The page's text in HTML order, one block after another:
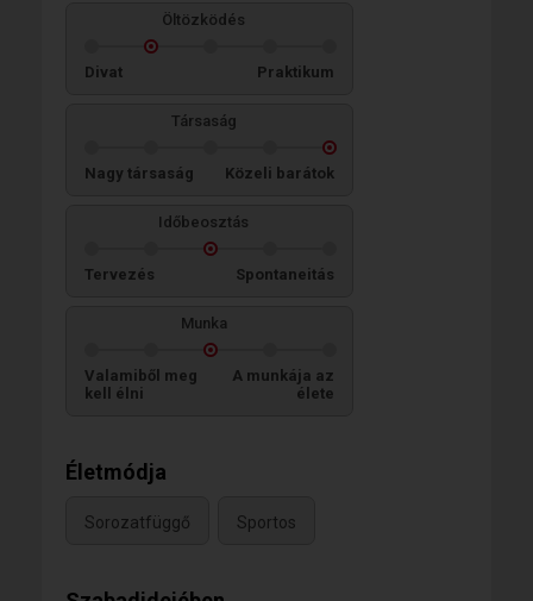
Öltözködés
Divat Praktikum
Társaság
Nagy társaság Közeli barátok
Időbeosztás
Tervezés Spontaneitás
Munka
Valamiből meg
kell élni
A munkája az
élete
Életmódja
Sorozatfüggő Sportos